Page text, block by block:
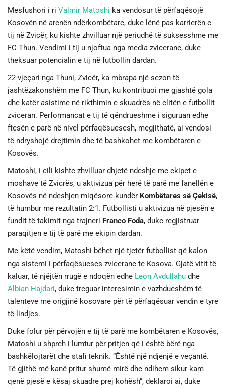
TECH
JETA
SPORTI
SHENDETI
Mesfushori i ri Valmir Matoshi ka vendosur të përfaqësojë
Kosovën në arenën ndërkombëtare, duke lënë pas karrierën e
tij në Zvicër, ku kishte zhvilluar një periudhë të suksesshme me
FC Thun. Vendimi i tij u njoftua nga media zvicerane, duke
theksuar potencialin e tij në futbollin dardan.
22-vjeçari nga Thuni, Zvicër, ka mbrapa një sezon të
jashtëzakonshëm me FC Thun, ku kontribuoi me gjashtë gola
dhe katër asistime në rikthimin e skuadrës në elitën e futbollit
zviceran. Performancat e tij të qëndrueshme i siguruan edhe
ftesën e parë në nivel përfaqësuesesh, megjithatë, ai vendosi
të ndryshojë drejtimin dhe të bashkohet me kombëtaren e
Kosovës.
Matoshi, i cili kishte zhvilluar dhjetë ndeshje me ekipet e
moshave të Zvicrës, u aktivizua për herë të parë me fanellën e
Kosovës në ndeshjen miqësore kundër Kombëtares së Çekisë,
të humbur me rezultatin 2:1. Futbollisti u aktivizua në pjesën e
fundit të takimit nga trajneri Franco Foda, duke regjistruar
paraqitjen e tij të parë me ekipin dardan.
Me këtë vendim, Matoshi bëhet një tjetër futbollist që kalon
nga sistemi i përfaqësueses zvicerane te Kosova. Gjatë vitit të
kaluar, të njëjtën rrugë e ndoqën edhe Leon Avdullahu dhe
Albian Hajdari, duke treguar interesimin e vazhdueshëm të
talenteve me origjinë kosovare për të përfaqësuar vendin e tyre
të lindjes.
Duke folur për përvojën e tij të parë me kombëtaren e Kosovës,
Matoshi u shpreh i lumtur për pritjen që i është bërë nga
bashkëlojtarët dhe stafi teknik. “Është një ndjenjë e veçantë.
Të gjithë më kanë pritur shumë mirë dhe ndihem sikur kam
qenë pjesë e kësaj skuadre prej kohësh”, deklaroi ai, duke